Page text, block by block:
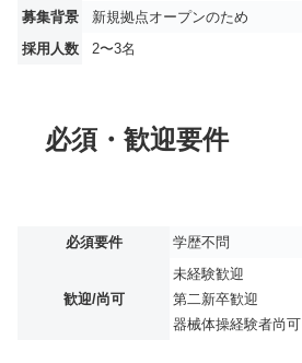
募集背景
新規拠点オープンのため
採用人数
2〜3名
必須・歓迎要件
必須要件 学歴不問
歓迎/尚可
未経験歓迎
第二新卒歓迎
器械体操経験者尚可